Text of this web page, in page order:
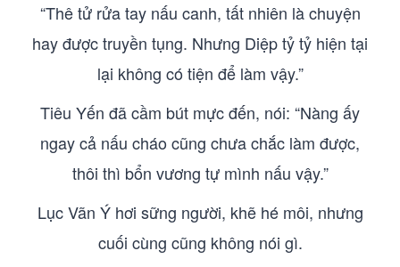
“Thê tử rửa tay nấu canh, tất nhiên là chuyện
hay được truyền tụng. Nhưng Diệp tỷ tỷ hiện tại
lại không có tiện để làm vậy.”
Tiêu Yến đã cầm bút mực đến, nói: “Nàng ấy
ngay cả nấu cháo cũng chưa chắc làm được,
thôi thì bổn vương tự mình nấu vậy.”
Lục Vãn Ý hơi sững người, khẽ hé môi, nhưng
cuối cùng cũng không nói gì.